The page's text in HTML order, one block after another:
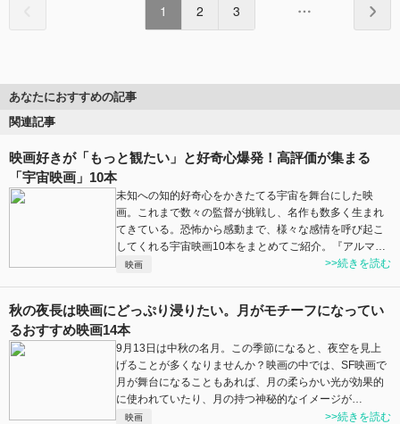
1 2 3
あなたにおすすめの記事
関連記事
映画好きが「もっと観たい」と好奇心爆発！高評価が集まる
「宇宙映画」10本
未知への知的好奇心をかきたてる宇宙を舞台にした映
画。これまで数々の監督が挑戦し、名作も数多く生まれ
てきている。恐怖から感動まで、様々な感情を呼び起こ
してくれる宇宙映画10本をまとめてご紹介。『アルマ…
映画 >>続きを読む
秋の夜長は映画にどっぷり浸りたい。月がモチーフになってい
るおすすめ映画14本
9月13日は中秋の名月。この季節になると、夜空を見上
げることが多くなりませんか？映画の中では、SF映画で
月が舞台になることもあれば、月の柔らかい光が効果的
に使われていたり、月の持つ神秘的なイメージが…
映画 >>続きを読む